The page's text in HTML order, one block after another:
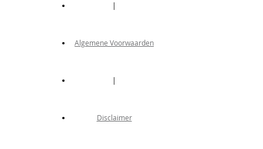
|
Algemene Voorwaarden
|
Disclaimer